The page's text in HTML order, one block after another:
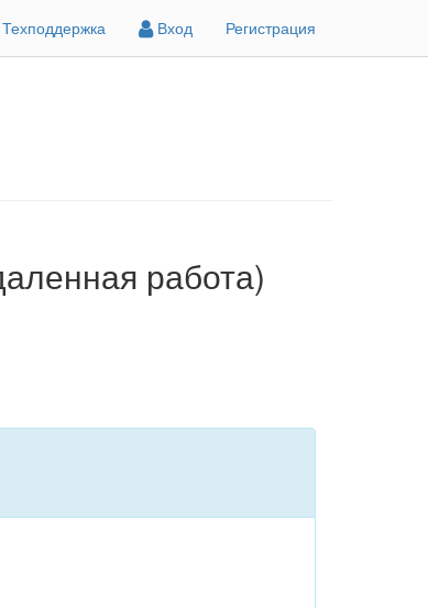
Техподдержка Вход Регистрация
работа)